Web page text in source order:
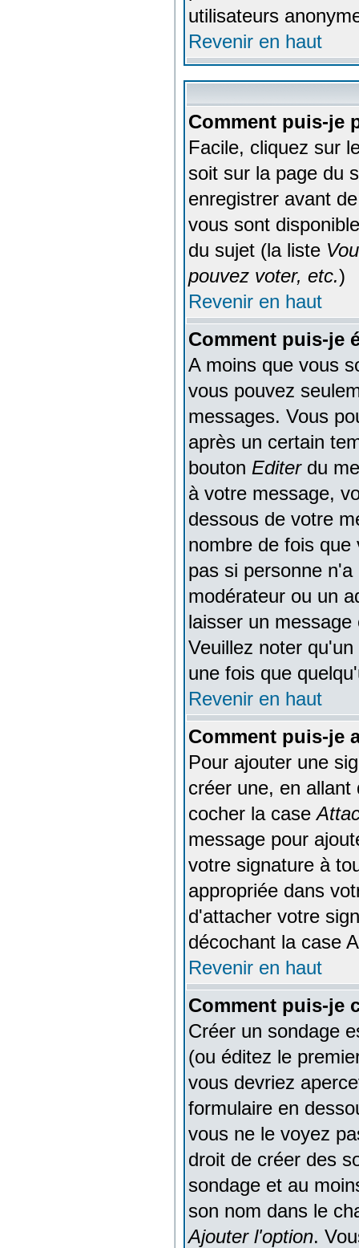
utilisateurs
Revenir en haut
Comment puis-je
Facile, cliquez sur
soit sur la page du
enregistrer avant
vous sont
du sujet (la liste
pouvez voter, etc.)
Revenir en haut
Comment puis-je
A moins que vous
vous pouvez
messages. Vous
après un certain
bouton Editerdu
à votre message,
dessous de votre
nombre de fois
pas si personne
modérateur ou un
laisser un
Veuillez noter
une fois que
Revenir en haut
Comment puis-je
Pour ajouter une
créer une, en
cocher la case
message pour
votre signature à
appropriée dans
d'attacher votre
décochant la case
Revenir en haut
Comment puis-je
Créer un sondage
(ou éditez le
vous devriez
formulaire en
vous ne le voyez
droit de créer des
sondage et au
son nom dans le
Ajouter l'option.